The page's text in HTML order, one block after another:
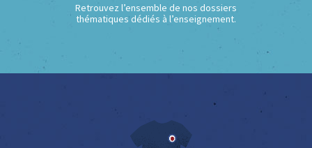
Retrouvez l’ensemble de nos dossiers
thématiques dédiés à l’enseignement.